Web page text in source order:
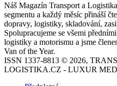
Náš Magazín Transport a
segmentu a každý měsíc přináší
dopravy, logistiky, skladování,
Spolupracujeme se všemi
logistiky a motorismu a jsme
Van of the Year.
ISSN 1337-8813 © 2026,
LOGISTIKA.CZ - LUXUR